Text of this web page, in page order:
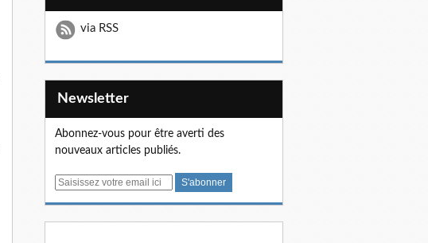
via RSS
Newsletter
Abonnez-vous pour être averti des
nouveaux articles publiés.
E